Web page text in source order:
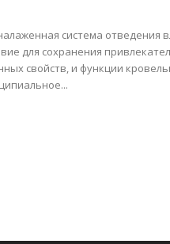
система отведения
для сохранения
свойств, и функции